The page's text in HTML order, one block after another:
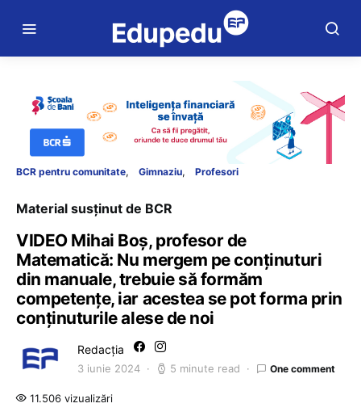
BCR pentru comunitate Gimnaziu Profesori
Material susținut de BCR
VIDEO Mihai Boș, profesor de
Matematică: Nu mergem pe conținuturi
din manuale, trebuie să formăm
competențe, iar acestea se pot forma prin
conținuturile alese de noi
Redacția
3 iunie 2024 5 minute read One comment
11.506 vizualizări